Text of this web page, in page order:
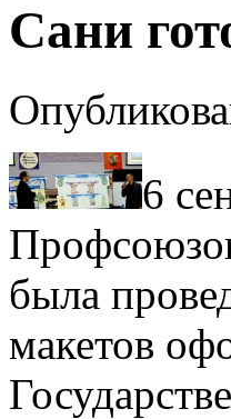
Сани
6
была
макетов